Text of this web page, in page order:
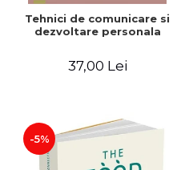
Tehnici de comunicare si
dezvoltare personala
37,00 Lei
-5%